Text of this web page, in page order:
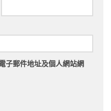
子郵件地址及個人網站網